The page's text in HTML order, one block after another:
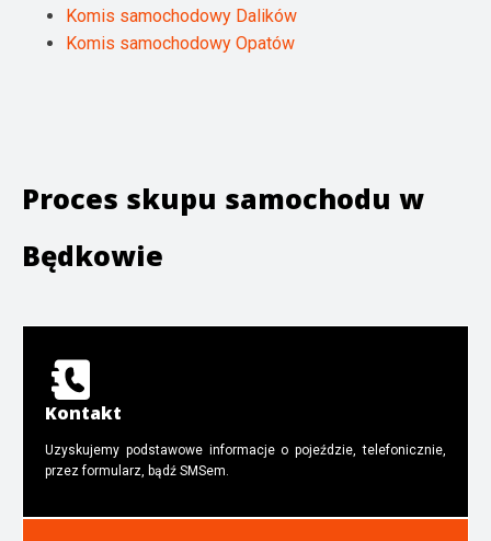
Komis samochodowy Dalików
Komis samochodowy Opatów
Proces skupu samochodu w
Będkowie
Kontakt
Uzyskujemy podstawowe informacje o pojeździe, telefonicznie,
przez formularz, bądź SMSem.